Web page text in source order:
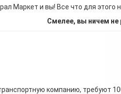
Маркет и вы! Все что для этого
Смелее, вы ничем не
компанию, требуют